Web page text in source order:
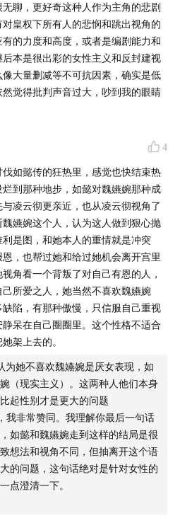
聊，更好奇这种人作为主角的悲剧
皇权下所有人的悲悯和跳出视角的
的力度和高度，或者是编剧能力和
本是很出彩的女性主义和反封建视
大量删减等不可抗因素，确实是低
觉得批判声音过大，吵到我的眼睛
4
如懿传的狂热里，感觉也快结束热
到那种地步，如懿对魏嬿婉那种成
凌云彻更亲近，也从凌云彻视角了
嬿婉这个人，认为这人做到狠心抛
是图，和她本人的重情就是冲突
，也帮过她和给过她机会离开宫里
角看一个背叛了对自己有恩的人，
所爱之人，她当然不喜欢魏嬿婉
陷，有那种傲慢，只信服自己重视
呆在自己圈圈里。这个性格不适合
架上去的。
为她不喜欢魏嬿婉是厌女表现，如
（现实主义）。这两种人他们本身
起性别才是更大的问题
我非常赞同。我理解你最后一句话
如懿和魏嬿婉走到这样的结局是很
想法和视角不同，但抽离开这个语
的问题，这句话绝对是针对女性的
点澄清一下。